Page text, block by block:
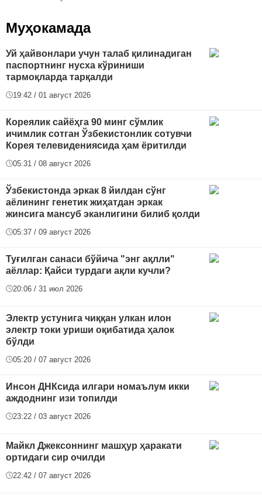
Муҳокамада
Уй ҳайвонлари учун талаб қилинадиган
паспортнинг нусха кўриниши
тармоқларда тарқалди
19:42 / 01 август 2026
Кореялик сайёҳга 90 минг сўмлик
ичимлик сотган Ўзбекистонлик сотувчи
Корея телевидениясида ҳам ёритилди
05:31 / 08 август 2026
Ўзбекистонда эркак 8 йилдан сўнг
аёлининг генетик жиҳатдан эркак
жинсига мансуб эканлигини билиб қолди
05:37 / 09 август 2026
Туғилган санаси бўйича "энг ақлли"
аёллар: Қайси турдаги ақли кучли?
20:06 / 31 июл 2026
Электр устунига чиққан улкан илон
электр токи уриши оқибатида ҳалок
бўлди
05:20 / 07 август 2026
Инсон ДНКсида илгари номаълум икки
аждоднинг изи топилди
23:22 / 03 август 2026
Майкл Джексоннинг машҳур ҳаракати
ортидаги сир очилди
22:42 / 07 август 2026